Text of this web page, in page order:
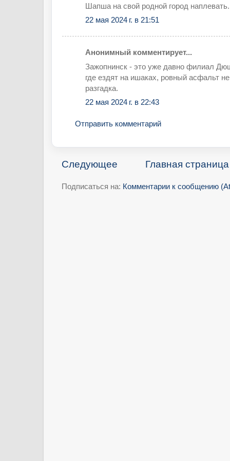
Шапша на свой родной город наплевать.
22 мая 2024 г. в 21:51
Анонимный комментирует...
Зажопнинск - это уже давно филиал
где ездят на ишаках, ровный асфальт
разгадка.
22 мая 2024 г. в 22:43
Отправить комментарий
Следующее Главная страница
Подписаться на: Комментарии к сообщению